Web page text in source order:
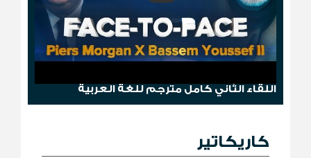
اللقاء الثاني كامل مترجم للغة العربية
كاريكاتير